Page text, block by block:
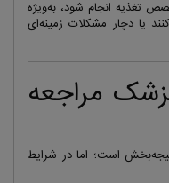
تغذیه انجام شود، به‌ویژه
یا دچار مشکلات زمینه‌ای
مراجعه
است؛ اما در شرایط